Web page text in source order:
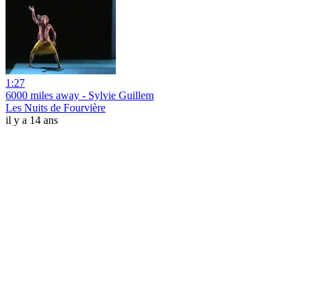
1:27
6000 miles away - Sylvie Guillem
Les Nuits de Fourvière
il y a 14 ans